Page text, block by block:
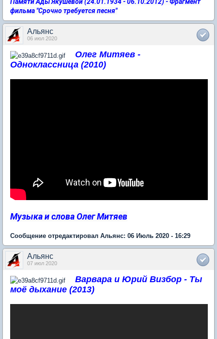
Памяти Ады Якушевой (24.01.1934 - 06.10.2012) - Фрагмент
фильма "Срочно требуется песня"
Альянс
06 июл 2020
Олег Митяев -
Одноклассница (2010)
Музыка и слова Олег Митяев
Сообщение отредактировал Альянс: 06 Июль 2020 - 16:29
Альянс
07 июл 2020
Варвара и Юрий Визбор - Ты
моё дыхание (2013)